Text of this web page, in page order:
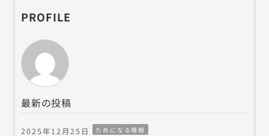
PROFILE
最新の投稿
2025年12月25日 ためになる情報